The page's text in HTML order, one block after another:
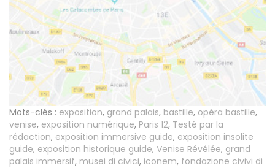
Mots-clés : exposition, grand palais, bastille, opéra bastille,
venise, exposition numérique, Paris 12, Testé par la
rédaction, exposition immersive guide, exposition insolite
guide, exposition historique guide, Venise Révélée, grand
palais immersif, musei di civici, iconem, fondazione civivi di